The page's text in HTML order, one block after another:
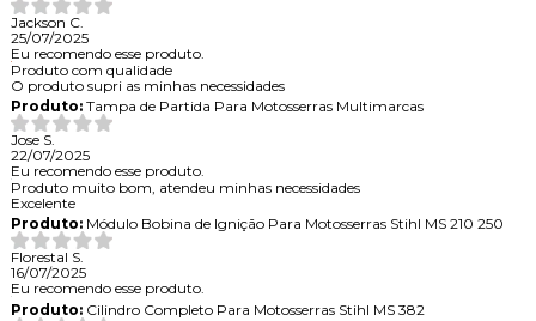
Jackson C.
25/07/2025
Eu recomendo esse produto.
Produto com qualidade
O produto supri as minhas necessidades
Produto:Tampa de Partida Para Motosserras Multimarcas
Jose S.
22/07/2025
Eu recomendo esse produto.
Produto muito bom, atendeu minhas necessidades
Excelente
Produto:Módulo Bobina de Ignição Para Motosserras Stihl MS 210 250
Florestal S.
16/07/2025
Eu recomendo esse produto.
Produto:Cilindro Completo Para Motosserras Stihl MS 382